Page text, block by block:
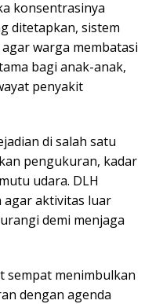
konsentrasinya
ditetapkan, sistem
warga membatasi
bagi anak-anak,
penyakit
di salah satu
pengukuran, kadar
udara. DLH
agar aktivitas luar
demi menjaga
sempat menimbulkan
dengan agenda